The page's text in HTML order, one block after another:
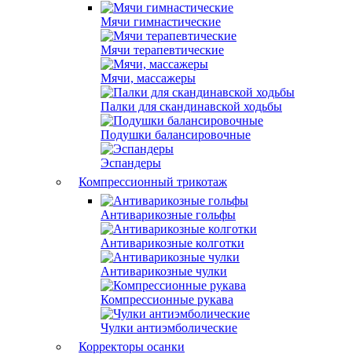
Мячи гимнастические
Мячи терапевтические
Мячи, массажеры
Палки для скандинавской ходьбы
Подушки балансировочные
Эспандеры
Компрессионный трикотаж
Антиварикозные гольфы
Антиварикозные колготки
Антиварикозные чулки
Компрессионные рукава
Чулки антиэмболические
Корректоры осанки